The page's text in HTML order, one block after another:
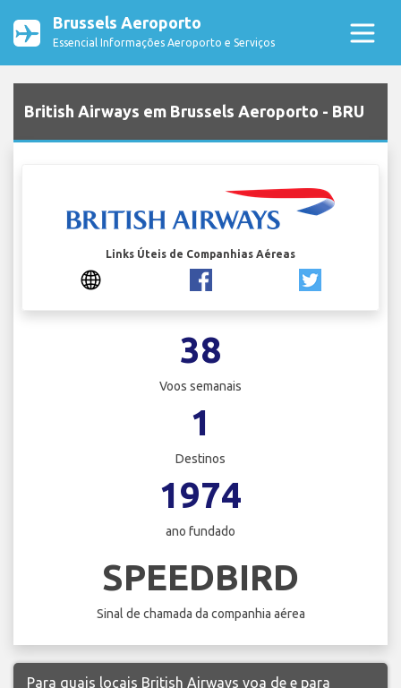
Brussels Aeroporto
Essencial Informações Aeroporto e Serviços
British Airways em Brussels Aeroporto - BRU
Links Úteis de Companhias Aéreas
38
Voos semanais
1
Destinos
1974
ano fundado
SPEEDBIRD
Sinal de chamada da companhia aérea
Para quais locais British Airways voa de e para